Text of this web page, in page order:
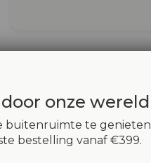
met #mymaanta
onze wereld
buitenruimte te genieten
bestelling vanaf €399.